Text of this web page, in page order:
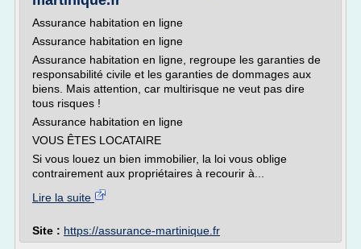
Assurance habitation en ligne
Assurance habitation en ligne
Assurance habitation en ligne, regroupe les garanties de
responsabilité civile et les garanties de dommages aux
biens. Mais attention, car multirisque ne veut pas dire
tous risques !
Assurance habitation en ligne
VOUS ÊTES LOCATAIRE
Si vous louez un bien immobilier, la loi vous oblige
contrairement aux propriétaires à recourir à...
Lire la suite
Site : https://assurance-martinique.fr